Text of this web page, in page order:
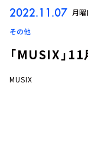
2022.11.07 月曜
その他
「MUSIX」
MUSIX